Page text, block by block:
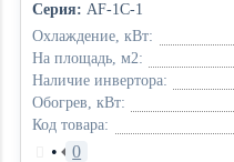
Серия: AF-1C-1
Охлаждение, кВт:
На площадь, м2:
Наличие инвертора:
Обогрев, кВт:
Код товара:
• 0